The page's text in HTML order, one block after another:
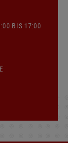
BIS 17:00